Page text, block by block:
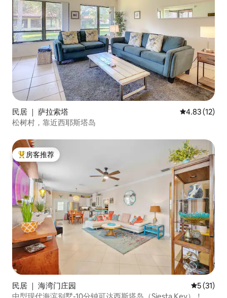
民居 ｜ 萨拉索塔 平均评分
4.83 (12)
松树村，靠近西耶斯塔岛
热门「房客推荐」
房客推荐
民居 ｜ 海湾门庄园 平均评分
5 (31)